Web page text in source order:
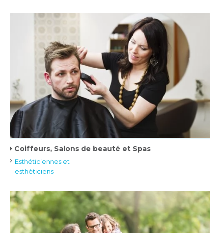
Coiffeurs, Salons de beauté et Spas
Esthéticiennes et
esthéticiens